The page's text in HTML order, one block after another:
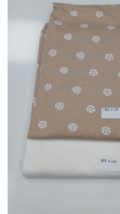
Beni hatırla
HESAP